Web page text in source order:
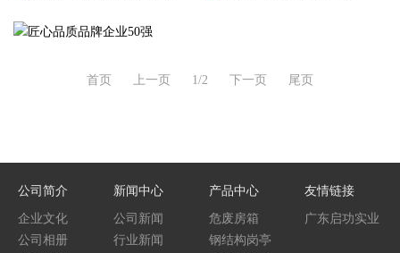
首页 上一页 1/2 下一页 尾页
公司简介
企业文化
公司相册
新闻中心
公司新闻
行业新闻
产品中心
危废房箱
钢结构岗亭
友情链接
广东启功实业